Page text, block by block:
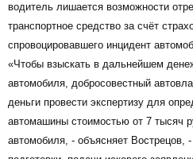
водитель лишается возможности
транспортное средство за счёт
спровоцировавшего инцидент
«Чтобы взыскать в дальнейшем
автомобиля, добросовестный
деньги провести экспертизу для
автомашины стоимостью от 7 тысяч
автомобиля, - объясняет Вострецов,